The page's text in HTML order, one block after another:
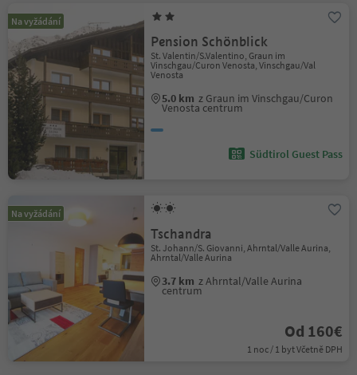
Na vyžádání
Pension Schönblick
St. Valentin/S.Valentino, Graun im
Vinschgau/Curon Venosta, Vinschgau/Val
Venosta
5.0 km z Graun im Vinschgau/Curon
Venosta centrum
Südtirol Guest Pass
Na vyžádání
Tschandra
St. Johann/S. Giovanni, Ahrntal/Valle Aurina,
Ahrntal/Valle Aurina
3.7 km z Ahrntal/Valle Aurina
centrum
Od 160€
1 noc / 1 byt Včetně DPH